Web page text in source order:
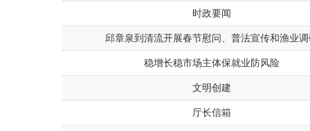
时政要闻
邱章泉到清流开展春节慰问、普法宣传和渔业
稳增长稳市场主体保就业防风险
文明创建
厅长信箱